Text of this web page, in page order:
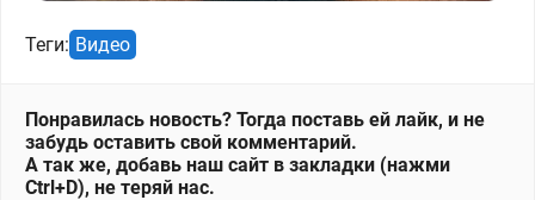
Теги: Видео
Понравилась новость? Тогда поставь ей лайк, и не
забудь оставить свой комментарий.
А так же, добавь наш сайт в закладки (нажми
Ctrl+D), не теряй нас.